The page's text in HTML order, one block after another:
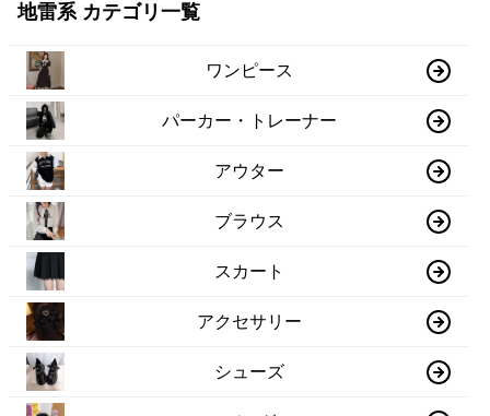
地雷系 カテゴリ一覧
ワンピース
パーカー・トレーナー
アウター
ブラウス
スカート
アクセサリー
シューズ